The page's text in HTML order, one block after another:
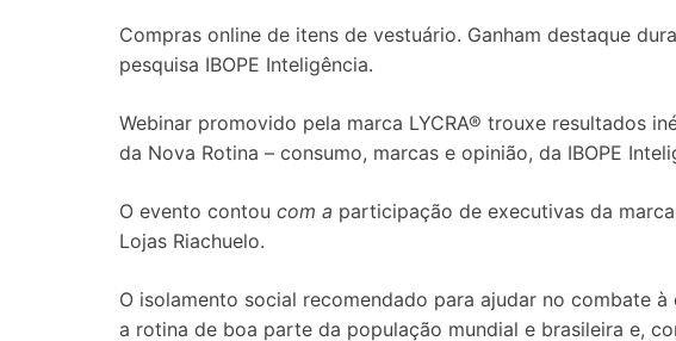
Compras online de itens de vestuário. Ganham destaque
pesquisa IBOPE Inteligência.
Webinar promovido pela marca LYCRA® trouxe resultados
da Nova Rotina – consumo, marcas e opinião, da IBOPE
O evento contou com a participação de executivas da
Lojas Riachuelo.
O isolamento social recomendado para ajudar no combate
a rotina de boa parte da população mundial e brasileira e,